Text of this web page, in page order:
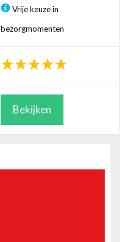
Vrije keuze in
bezorgmomenten
Bekijken